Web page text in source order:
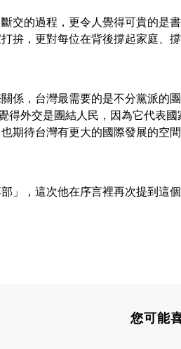
交的過程，更令人覺得可貴的是
拚，更對每位在背後撐起家庭、
係，台灣最需要的是不分黨派的
得外交是團結人民，因為它代表
期待台灣有更大的國際發展的空間
」，這次他在序言裡再次提到這
您可能